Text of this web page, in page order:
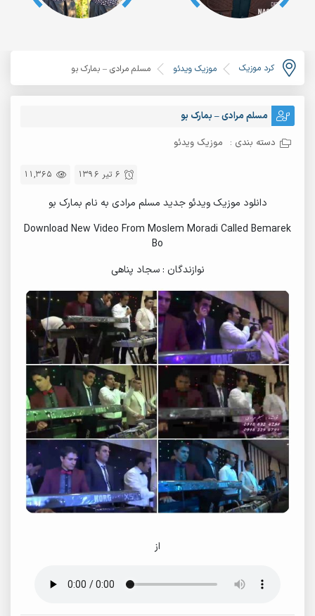
کرد موزیک موزیک ویدئو مسلم مرادی – بمارک بو
مسلم مرادی – بمارک بو
دسته بندی : موزیک ویدئو
11,365 6 تیر 1396
دانلود موزیک ویدئو جدید مسلم مرادی به نام بمارک بو
Download New Video From Moslem Moradi Called Bemarek
Bo
نوازندگان : سجاد پناهی
از